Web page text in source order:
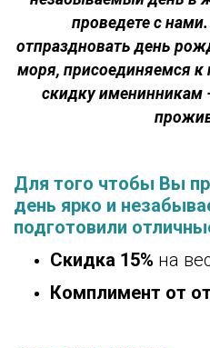
проведете с
отпраздновать день
моря, присоединяемся
скидку именинникам
Для того чтобы Вы
день ярко и
подготовили
Скидка 15% на
Комплимент от